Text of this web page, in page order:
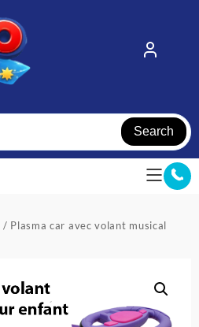
Search
/ Plasma car avec volant musical